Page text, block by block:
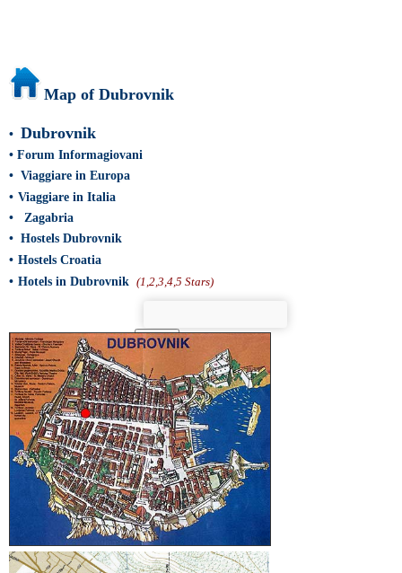
Map of Dubrovnik
• Dubrovnik
• Forum Informagiovani
• Viaggiare in Europa
• Viaggiare in Italia
•
Zagabria
• Hostels Dubrovnik
• Hostels Croatia
• Hotels in Dubrovnik (1,2,3,4,5 Stars)